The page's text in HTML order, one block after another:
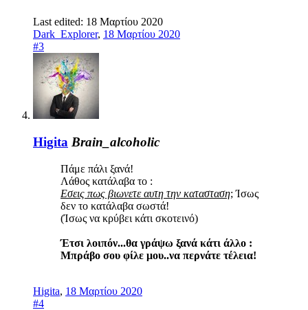
Last edited: 18 Μαρτίου 2020
Dark_Explorer, 18 Μαρτίου 2020
#3
Higita Brain_alcoholic
Πάμε πάλι ξανά!
Λάθος κατάλαβα το :
Εσεις πως βιωνετε αυτη την κατασταση; Ίσως
δεν το κατάλαβα σωστά!
(Ίσως να κρύβει κάτι σκοτεινό)
Έτσι λοιπόν...θα γράψω ξανά κάτι άλλο :
Μπράβο σου φίλε μου..να περνάτε τέλεια!
Higita, 18 Μαρτίου 2020
#4